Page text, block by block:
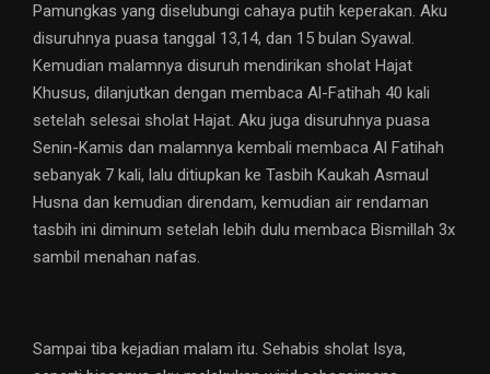
Pamungkas yang diselubungi cahaya putih keperakan. Aku
disuruhnya puasa tanggal 13,14, dan 15 bulan Syawal.
Kemudian malamnya disuruh mendirikan sholat Hajat
Khusus, dilanjutkan dengan membaca Al-Fatihah 40 kali
setelah selesai sholat Hajat. Aku juga disuruhnya puasa
Senin-Kamis dan malamnya kembali membaca Al Fatihah
sebanyak 7 kali, lalu ditiupkan ke Tasbih Kaukah Asmaul
Husna dan kemudian direndam, kemudian air rendaman
tasbih ini diminum setelah lebih dulu membaca Bismillah 3x
sambil menahan nafas.
Sampai tiba kejadian malam itu. Sehabis sholat Isya,